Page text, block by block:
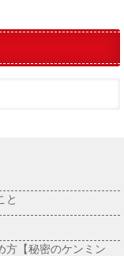
と
方【秘密のケンミン